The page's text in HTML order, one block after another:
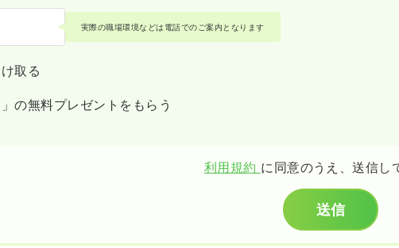
実際の職場環境などは電話でのご案内となります
取る
の無料プレゼントをもらう
利用規約 に同意のうえ、送信し
送信